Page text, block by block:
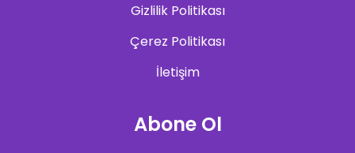
Gizlilik Politikası
Çerez Politikası
İletişim
Abone Ol